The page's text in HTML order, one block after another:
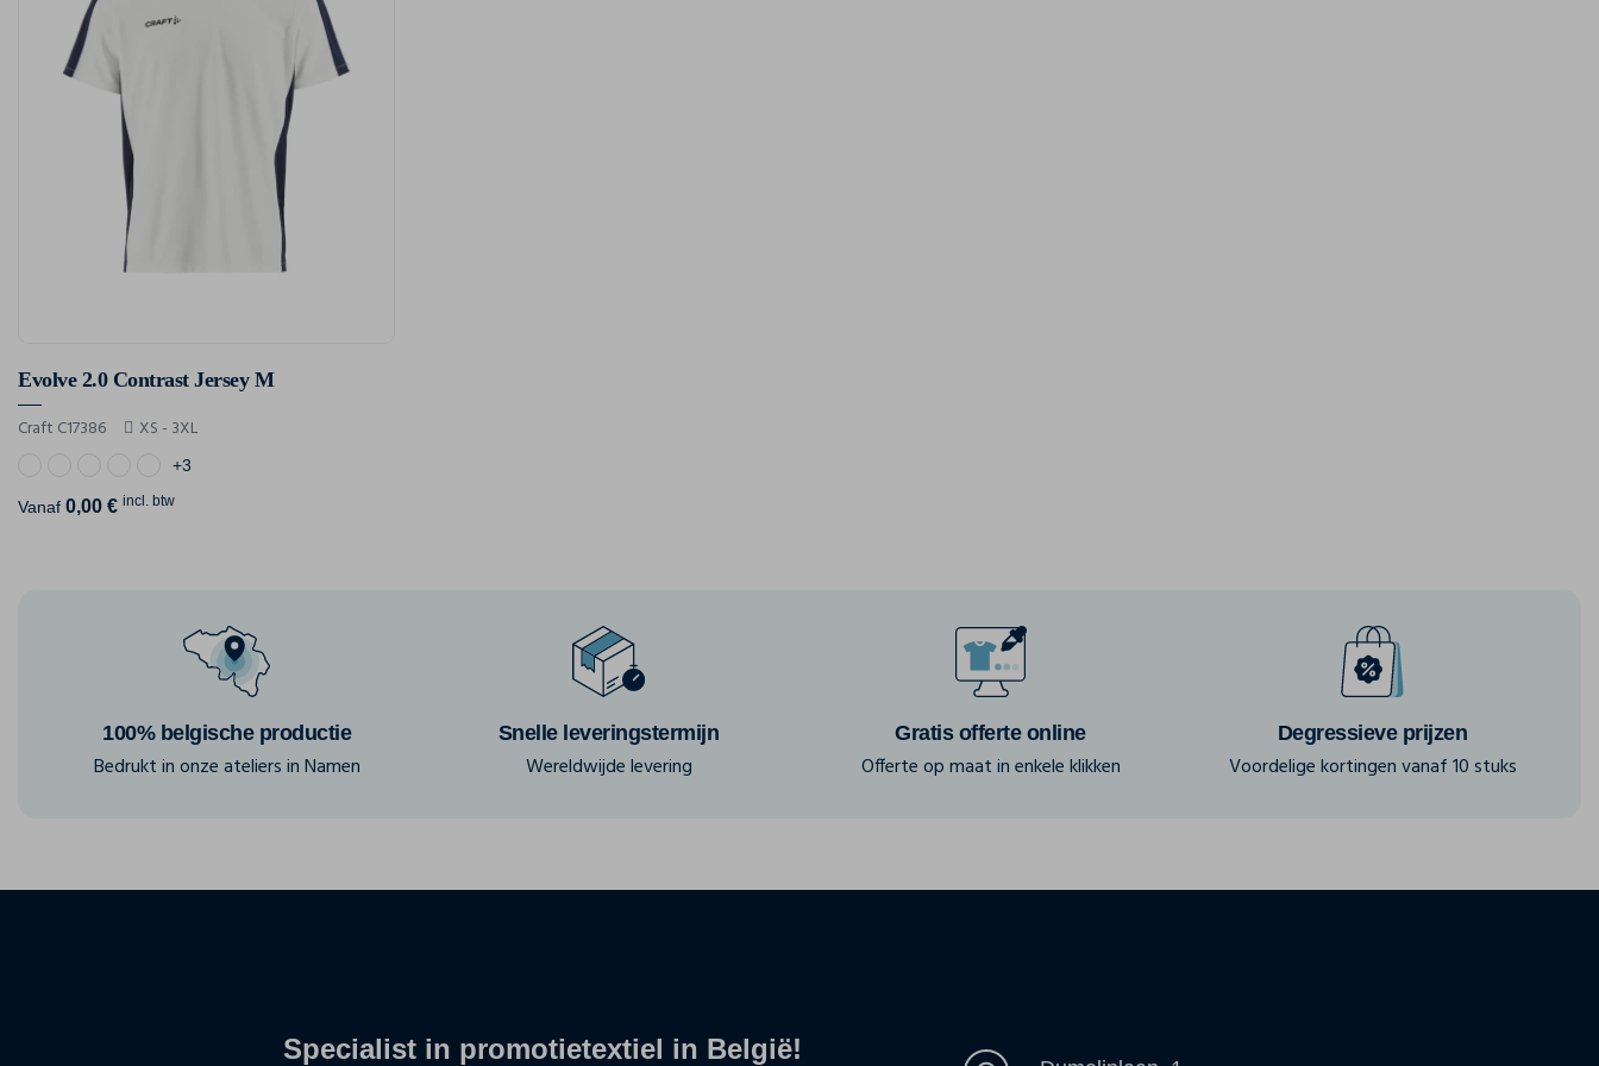
Evolve 2.0 Contrast Jersey M
Craft C17386 XS - 3XL
+3
Vanaf 0,00 € incl. btw
100% belgische productie
Bedrukt in onze ateliers in Namen
Snelle leveringstermijn
Wereldwijde levering
Gratis offerte online
Offerte op maat in enkele klikken
Degressieve prijzen
Voordelige kortingen vanaf 10 stuks
Specialist in promotietextiel in België!